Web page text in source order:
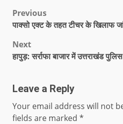
Previous
पाक्सो एक्ट के तहत टीचर के खिलाफ
Next
हापुड़: सर्राफा बाजार में उत्तराखंड
Leave a Reply
Your email address will not
fields are marked *